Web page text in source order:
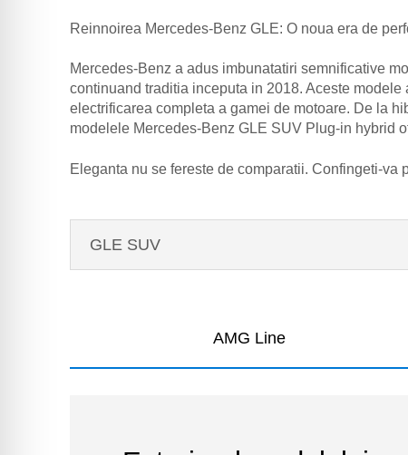
Reinnoirea Mercedes-Benz GLE: O noua era de
Mercedes-Benz a adus imbunatatiri semnificative
continuand traditia inceputa in 2018. Aceste
electrificarea completa a gamei de motoare. De la
modelele Mercedes-Benz GLE SUV Plug-in hybrid
Eleganta nu se fereste de comparatii. Confingeti-
GLE SUV
AMG Line